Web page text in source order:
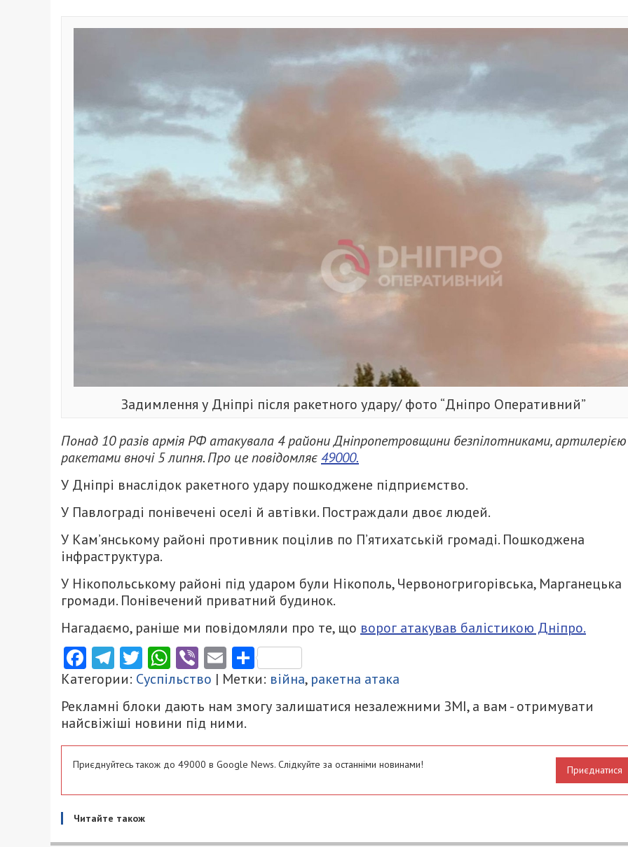
Задимлення у Дніпрі після ракетного удару/ фото “Дніпро Оперативний”
Понад 10 разів армія РФ атакувала 4 райони Дніпропетровщини безпілотниками, артилерією
ракетами вночі 5 липня. Про це повідомляє49000.
У Дніпрі внаслідок ракетного удару пошкоджене підприємство.
У Павлограді понівечені оселі й автівки. Постраждали двоє людей.
У Кам’янському районі противник поцілив по П’ятихатській громаді. Пошкоджена
інфраструктура.
У Нікопольському районі під ударом були Нікополь, Червоногригорівська, Марганецька
громади. Понівечений приватний будинок.
Нагадаємо, раніше ми повідомляли про те, що ворог атакував балістикою Дніпро.
Facebook
Telegram
Twitter
WhatsApp
ViberEmailПоділитися
Категории: Суспільство | Метки: війна, ракетна атака
Рекламні блоки дають нам змогу залишатися незалежними ЗМІ, а вам - отримувати
найсвіжіші новини під ними.
Приєднуйтесь також до 49000 в Google News. Слідкуйте за останніми новинами! Приєднатися
Читайте також